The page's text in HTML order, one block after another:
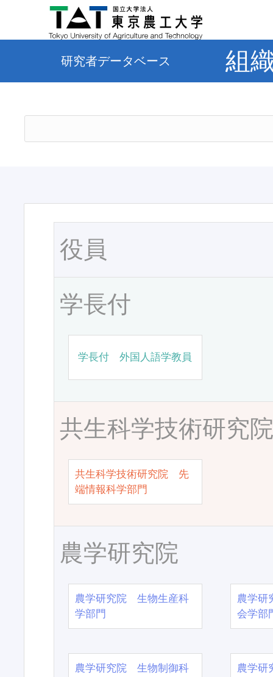
研究者データベース 組
役員
学長付
学長付 外国人語学教員
共生科学技術研究
共生科学技術研究院 先
端情報科学部門
農学研究院
農学研究院 生物生産科
学部門
農学
会学部
農学研究院 生物制御科
農学